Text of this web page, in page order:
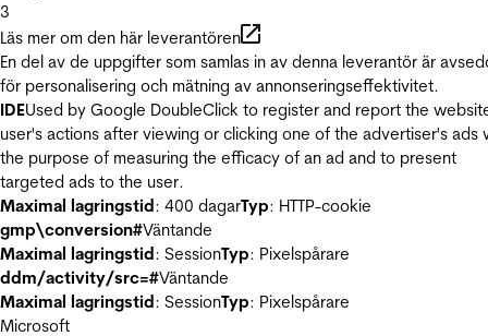
3
Läs mer om den här leverantören
En del av de uppgifter som samlas in av denna leverantör är
för personalisering och mätning av annonseringseffektivitet.
IDEUsed by Google DoubleClick to register and report the
user's actions after viewing or clicking one of the advertiser's ads
the purpose of measuring the efficacy of an ad and to present
targeted ads to the user.
Maximal lagringstid: 400 dagarTyp: HTTP-cookie
gmp\conversion#Väntande
Maximal lagringstid: SessionTyp: Pixelspårare
ddm/activity/src=#Väntande
Maximal lagringstid: SessionTyp: Pixelspårare
Microsoft